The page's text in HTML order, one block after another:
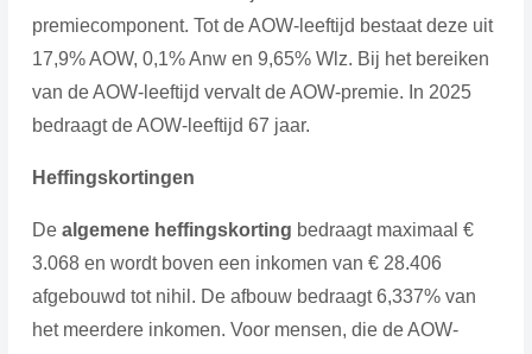
premiecomponent. Tot de AOW-leeftijd bestaat deze uit
17,9% AOW, 0,1% Anw en 9,65% Wlz. Bij het bereiken
van de AOW-leeftijd vervalt de AOW-premie. In 2025
bedraagt de AOW-leeftijd 67 jaar.
Heffingskortingen
De algemene heffingskorting bedraagt maximaal €
3.068 en wordt boven een inkomen van € 28.406
afgebouwd tot nihil. De afbouw bedraagt 6,337% van
het meerdere inkomen. Voor mensen, die de AOW-